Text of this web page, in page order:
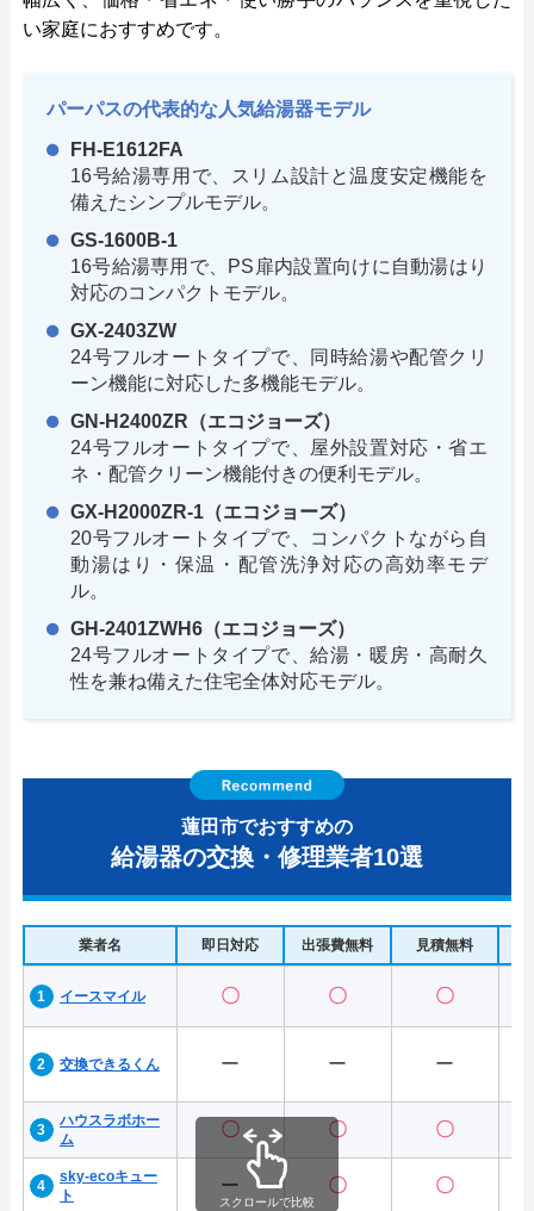
い家庭におすすめです。
パーパスの代表的な人気給湯器モデル
FH-E1612FA
16号給湯専用で、スリム設計と温度安定機能を
備えたシンプルモデル。
GS-1600B-1
16号給湯専用で、PS扉内設置向けに自動湯はり
対応のコンパクトモデル。
GX-2403ZW
24号フルオートタイプで、同時給湯や配管クリ
ーン機能に対応した多機能モデル。
GN-H2400ZR（エコジョーズ）
24号フルオートタイプで、屋外設置対応・省エ
ネ・配管クリーン機能付きの便利モデル。
GX-H2000ZR-1（エコジョーズ）
20号フルオートタイプで、コンパクトながら自
動湯はり・保温・配管洗浄対応の高効率モデ
ル。
GH-2401ZWH6（エコジョーズ）
24号フルオートタイプで、給湯・暖房・高耐久
性を兼ね備えた住宅全体対応モデル。
蓮田市でおすすめの
給湯器の交換・修理業者10選
業者名 即日対応 出張費無料 見積無料
イースマイル 〇 〇 〇
交換できるくん ー ー ー
ハウスラボホー
ム
〇 〇 〇
sky-ecoキュー
ト
ー 〇 〇
スクロールで比較